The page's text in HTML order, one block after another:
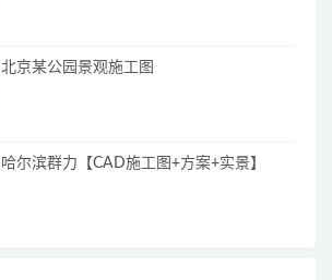
北京某公园景观施工图
哈尔滨群力【CAD施工图+方案+实景】